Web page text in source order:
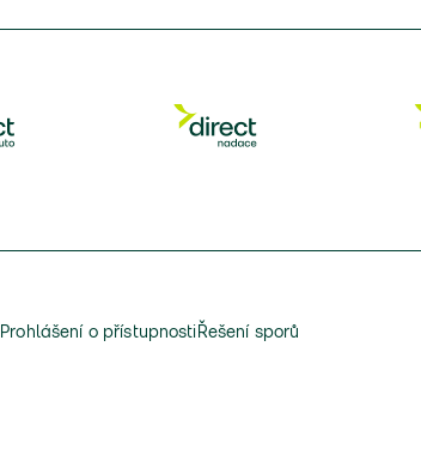
Prohlášení o přístupnosti Řešení sporů